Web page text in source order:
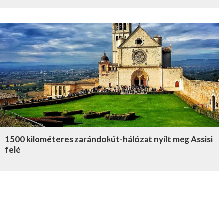
1500 kilométeres zarándokút-hálózat nyílt meg Assisi
felé